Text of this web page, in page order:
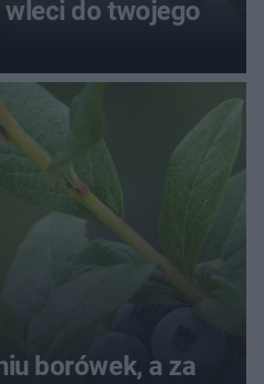
wleci do twojego
borówek, a za